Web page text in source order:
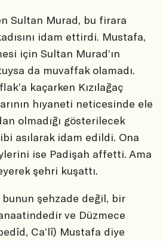
Sultan Murad, bu firara
idam ettirdi. Mustafa,
için Sultan Murad’ın
da muvaffak olamadı.
kaçarken Kızılağaç
hıyaneti neticesinde ele
olmadığı gösterilecek
asılarak idam edildi. Ona
ise Padişah affetti. Ama
şehri kuşattı.
şehzade değil, bir
ve Düzmece
Ca’lî) Mustafa diye